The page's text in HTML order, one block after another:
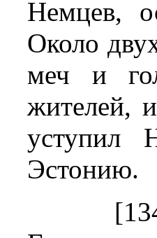
Немцев,
Около
меч и
жителей,
уступил
Эстонию.